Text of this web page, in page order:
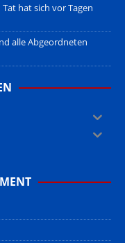
hat sich vor Tagen
alle Abgeordneten